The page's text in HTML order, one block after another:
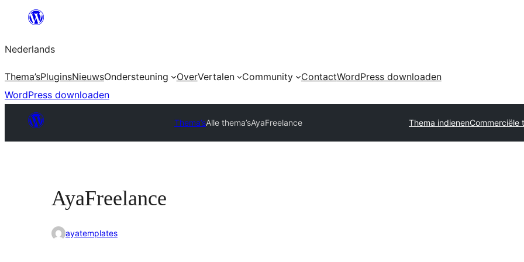
de
inhoud
Nederlands
Thema’sPluginsNieuwsOndersteuning OverVertalen Community ContactWordPress downloaden
WordPress downloaden
Thema’sAlle thema’sAyaFreelance Thema indienenCommerciële
AyaFreelance
ayatemplates